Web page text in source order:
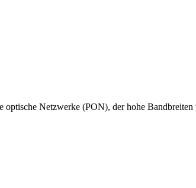
Netzwerke (PON), der hohe